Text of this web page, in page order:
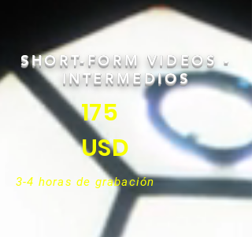
SHORT-FORM VIDEOS -
INTERMEDIOS
175
USD
3-4 horas de grabación